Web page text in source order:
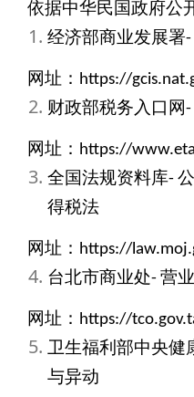
依据中华民国政府公
经济部商业发展署
网址：https://
财政部税务入口网
网址：https://
全国法规资料库-
得税法
网址：https://
台北市商业处- 营
网址：https://
卫生福利部中央健
与异动